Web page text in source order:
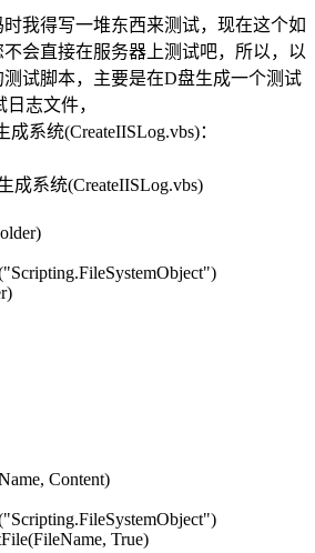
我得写一堆东西来测试，现在这个如
会直接在服务器上测试吧，所以，以
试脚本，主要是在D盘生成一个测试
志文件，
系统(CreateIISLog.vbs)：
成系统(CreateIISLog.vbs)
Content)
True)